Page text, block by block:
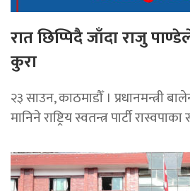
रात छिप्पिदै जाँदा राजु
कुरा
२३ साउन, काठमाडौँ । प्रधानमन्त्री
मानिने राष्ट्रिय स्वतन्त्र पार्टी